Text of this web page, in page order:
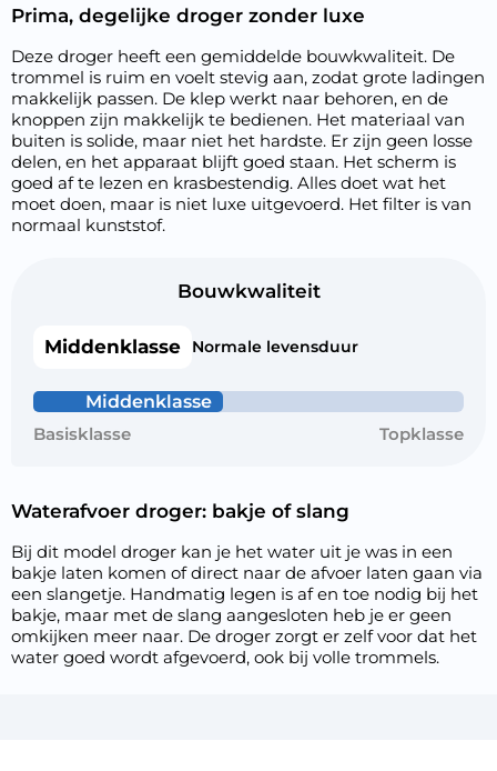
Prima, degelijke droger zonder luxe
Deze droger heeft een gemiddelde bouwkwaliteit. De
trommel is ruim en voelt stevig aan, zodat grote ladingen
makkelijk passen. De klep werkt naar behoren, en de
knoppen zijn makkelijk te bedienen. Het materiaal van
buiten is solide, maar niet het hardste. Er zijn geen losse
delen, en het apparaat blijft goed staan. Het scherm is
goed af te lezen en krasbestendig. Alles doet wat het
moet doen, maar is niet luxe uitgevoerd. Het filter is van
normaal kunststof.
Bouwkwaliteit
Middenklasse Normale levensduur
Middenklasse
Basisklasse
Topklasse
Waterafvoer droger: bakje of slang
Bij dit model droger kan je het water uit je was in een
bakje laten komen of direct naar de afvoer laten gaan via
een slangetje. Handmatig legen is af en toe nodig bij het
bakje, maar met de slang aangesloten heb je er geen
omkijken meer naar. De droger zorgt er zelf voor dat het
water goed wordt afgevoerd, ook bij volle trommels.